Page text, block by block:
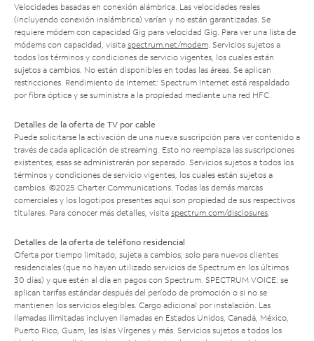
Velocidades basadas en conexión alámbrica. Las velocidades reales
(incluyendo conexión inalámbrica) varían y no están garantizadas. Se
requiere módem con capacidad Gig para velocidad Gig. Para ver una lista de
módems con capacidad, visita spectrum.net/modem . Servicios sujetos a
todos los términos y condiciones de servicio vigentes, los cuales están
sujetos a cambios. No están disponibles en todas las áreas. Se aplican
restricciones. Rendimiento de Internet: Spectrum Internet está respaldado
por fibra óptica y se suministra a la propiedad mediante una red HFC.
Detalles de la oferta de TV por cable
Puede solicitarse la activación de una nueva suscripción para ver contenido a
través de cada aplicación de streaming. Esto no reemplaza las suscripciones
existentes; esas se administrarán por separado. Servicios sujetos a todos los
términos y condiciones de servicio vigentes, los cuales están sujetos a
cambios. ©2025 Charter Communications. Todas las demás marcas
comerciales y los logotipos presentes aquí son propiedad de sus respectivos
titulares. Para conocer más detalles, visita spectrum.com/disclosures
Detalles de la oferta de teléfono residencial
Oferta por tiempo limitado; sujeta a cambios; solo para nuevos clientes
residenciales (que no hayan utilizado servicios de Spectrum en los últimos
30 días) y que estén al día en pagos con Spectrum. SPECTRUM VOICE: se
aplican tarifas estándar después del período de promoción o si no se
mantienen los servicios elegibles. Cargo adicional por instalación. Las
llamadas ilimitadas incluyen llamadas en Estados Unidos, Canadá, México,
Puerto Rico, Guam, las Islas Vírgenes y más. Servicios sujetos a todos los